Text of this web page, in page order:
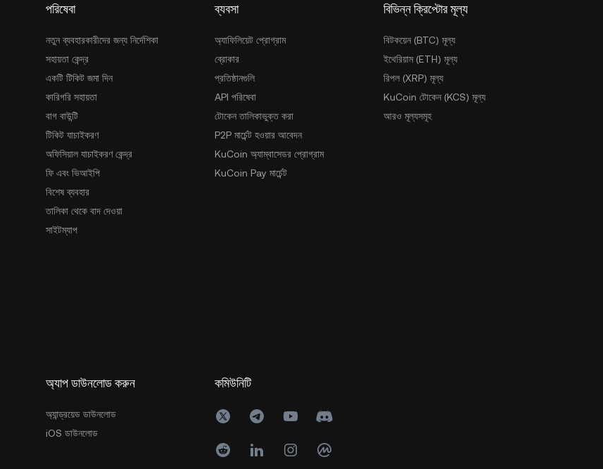
পরিষেবা
নতুন ব্যবহারকারীদের জন্য নির্দেশিকা
সহায়তা কেন্দ্র
একটি টিকিট জমা দিন
কারিগরি সহায়তা
বাগ বাউন্টি
টিকিট যাচাইকরণ
অফিসিয়াল যাচাইকরণ কেন্দ্র
ফি এবং ভিআইপি
বিশেষ ব্যবহার
তালিকা থেকে বাদ দেওয়া
সাইটম্যাপ
ব্যবসা
অ্যাফিলিয়েট প্রোগ্রাম
ব্রোকার
প্রতিষ্ঠানগুলি
API পরিষেবা
টোকেন তালিকাভুক্ত করা
P2P মার্চেন্ট হওয়ার আবেদন
KuCoin অ্যাম্বাসেডর প্রোগ্রাম
KuCoin Pay মার্চেন্ট
বিভিন্ন ক্রিপ্টোর মূল্য
বিটকয়েন (BTC) মূল্য
ইথেরিয়াম (ETH) মূল্য
রিপল (XRP) মূল্য
KuCoin টোকেন (KCS) মূল্য
আরও মূল্যসমূহ
অ্যাপ ডাউনলোড করুন
অ্যান্ড্রয়েড ডাউনলোড
iOS ডাউনলোড
কমিউনিটি